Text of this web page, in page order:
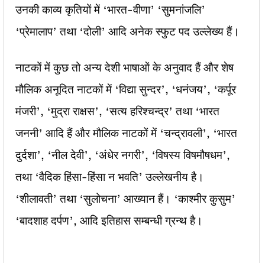
उनकी काव्य कृतियों में ‘भारत-वीणा’ ‘सुमनांजलि’
‘प्रेमालाप’ तथा ‘दोली’ आदि अनेक स्फुट पद उल्लेख्य हैं।
नाटकों में कुछ तो अन्य देशी भाषाओं के अनुवाद हैं और शेष
मौलिक अनूदित नाटकों में ‘विद्या सुन्दर’, ‘धनंजय’, ‘कर्पूर
मंजरी’, ‘मुद्रा राक्षस’, ‘सत्य हरिश्चन्द्र’ तथा ‘भारत
जननी’ आदि हैं और मौलिक नाटकों में ‘चन्द्रावली’, ‘भारत
दुर्दशा’, ‘नील देवी’, ‘अंधेर नगरी’, ‘विषस्य विषमौषधम’,
तथा ‘वैदिक हिंसा-हिंसा न भवति’ उल्लेखनीय है।
‘शीलावती’ तथा ‘सुलोचना’ आख्यान हैं। ‘काश्मीर कुसुम’
‘बादशाह दर्पण’, आदि इतिहास सम्बन्धी ग्रन्थ है।